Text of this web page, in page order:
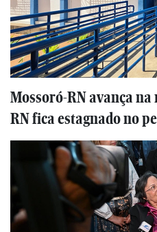
Mossoró-RN avança na
RN fica estagnado no